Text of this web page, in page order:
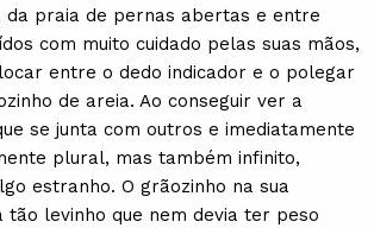
da praia de pernas abertas e entre
com muito cuidado pelas suas mãos,
entre o dedo indicador e o polegar
de areia. Ao conseguir ver a
se junta com outros e imediatamente
plural, mas também infinito,
estranho. O grãozinho na sua
tão levinho que nem devia ter peso